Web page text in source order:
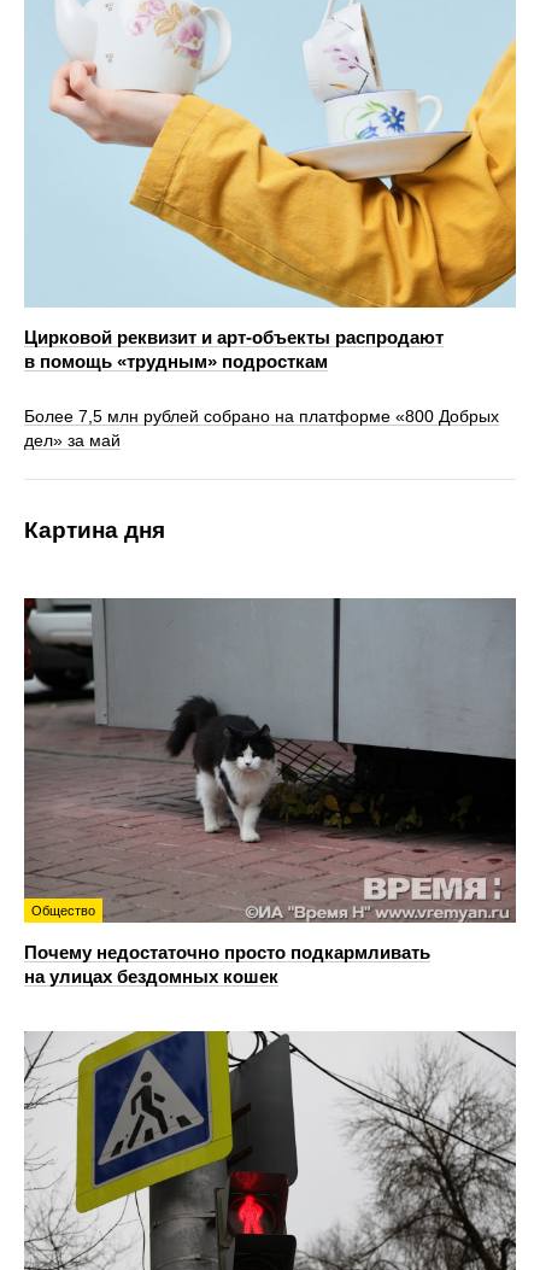
Цирковой реквизит и арт-объекты распродают
в помощь «трудным» подросткам
Более 7,5 млн рублей собрано на платформе «800 Добрых
дел» за май
Картина дня
Общество
Почему недостаточно просто подкармливать
на улицах бездомных кошек